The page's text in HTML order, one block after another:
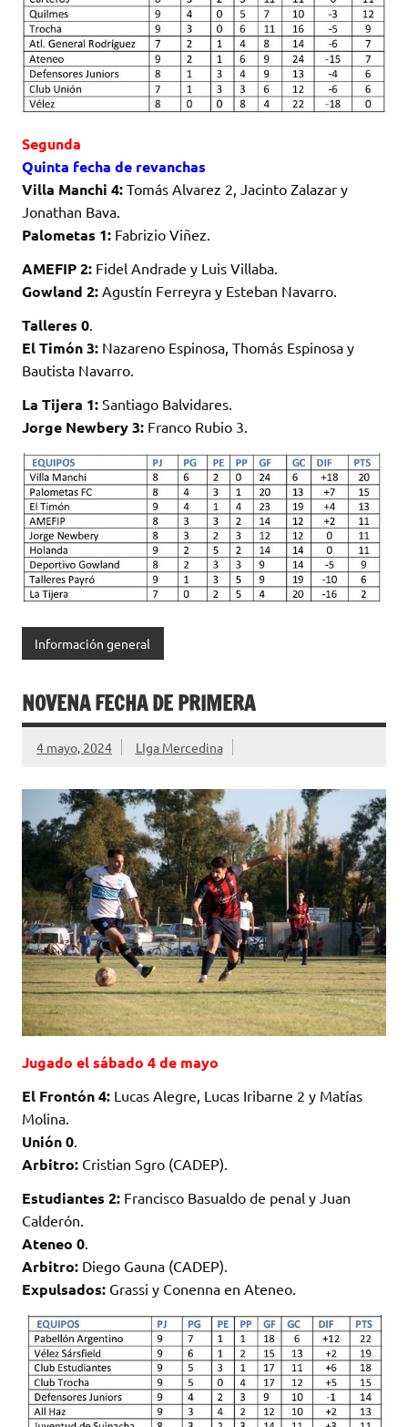
Segunda
Quinta fecha de revanchas
Villa Manchi 4: Tomás Alvarez 2, Jacinto Zalazar y
Jonathan Bava.
Palometas 1: Fabrizio Viñez.
AMEFIP 2: Fidel Andrade y Luis Villaba.
Gowland 2: Agustín Ferreyra y Esteban Navarro.
Talleres 0
El Timón 3: Nazareno Espinosa, Thomás Espinosa y
Bautista Navarro.
La Tijera 1: Santiago Balvidares.
Jorge Newbery 3: Franco Rubio 3.
Información general
NOVENA FECHA DE PRIMERA
4 mayo, 2024 LIga Mercedina
Jugado el sábado 4 de mayo
El Frontón 4: Lucas Alegre, Lucas Iribarne 2 y Matías
Molina.
Unión 0.
Arbitro: Cristian Sgro (CADEP).
Estudiantes 2: Francisco Basualdo de penal y Juan
Calderón.
Ateneo 0.
Arbitro: Diego Gauna (CADEP).
Expulsados: Grassi y Conenna en Ateneo.